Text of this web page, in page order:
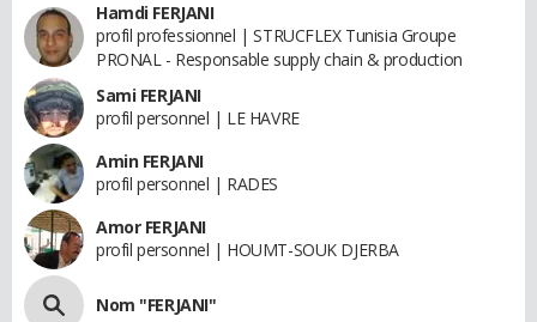
Hamdi FERJANI
profil professionnel | STRUCFLEX Tunisia Groupe
PRONAL - Responsable supply chain & production
Sami FERJANI
profil personnel | LE HAVRE
Amin FERJANI
profil personnel | RADES
Amor FERJANI
profil personnel | HOUMT-SOUK DJERBA
Nom "FERJANI"